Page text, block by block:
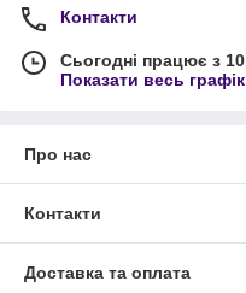
Контакти
Сьогодні працює з
Показати весь
Про нас
Контакти
Доставка та оплата